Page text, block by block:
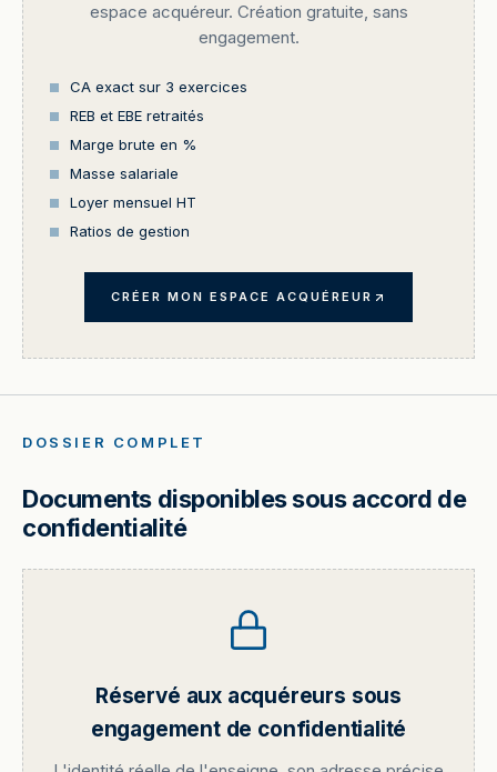
espace acquéreur. Création gratuite, sans
engagement.
CA exact sur 3 exercices
REB et EBE retraités
Marge brute en %
Masse salariale
Loyer mensuel HT
Ratios de gestion
CRÉER MON ESPACE ACQUÉREUR
DOSSIER COMPLET
Documents disponibles sous accord de
confidentialité
Réservé aux acquéreurs sous
engagement de confidentialité